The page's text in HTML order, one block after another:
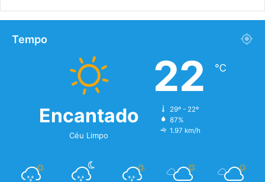
Tempo
Encantado
Céu Limpo
22 ℃
29º - 22º
87%
1.97 km/h